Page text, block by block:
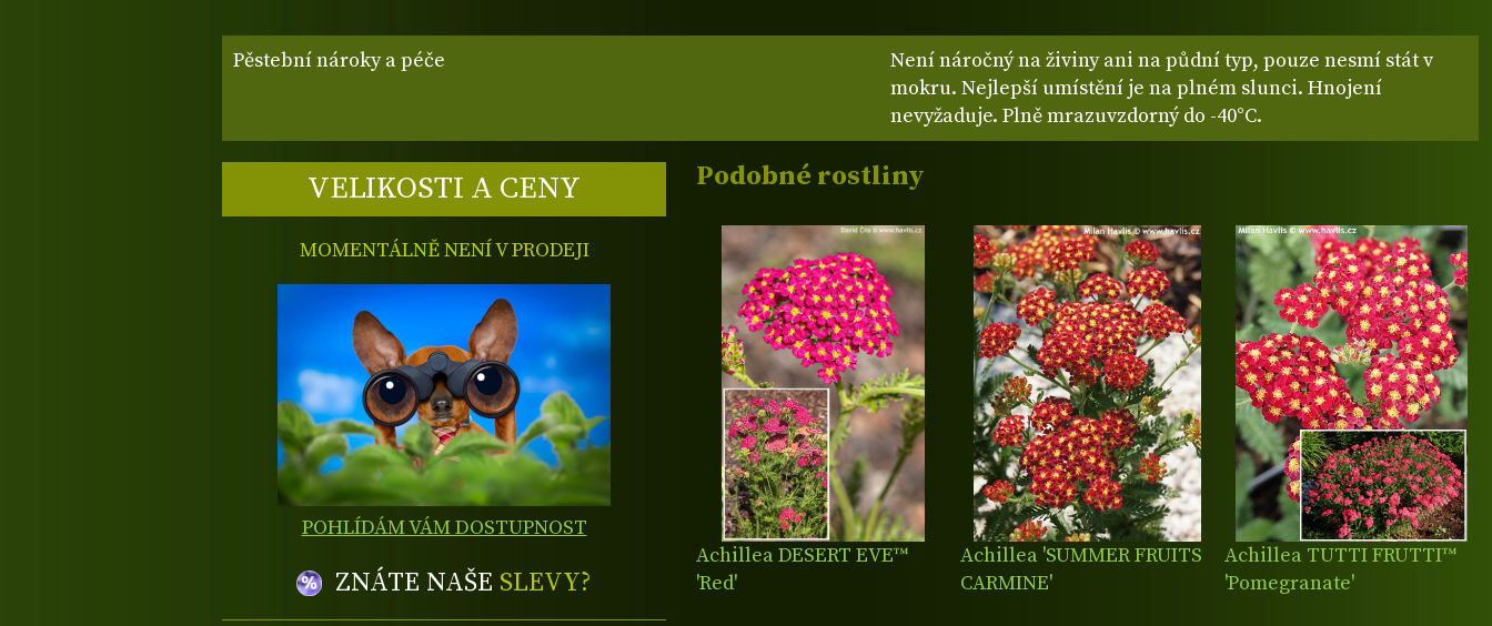
Pěstební nároky a péče
Není náročný na živiny ani na půdní typ, pouze nesmí stát v
mokru. Nejlepší umístění je na plném slunci. Hnojení
nevyžaduje. Plně mrazuvzdorný do -40°C.
VELIKOSTI A CENY
MOMENTÁLNĚ NENÍ V PRODEJI
POHLÍDÁM VÁM DOSTUPNOST
ZNÁTE NAŠE SLEVY?
Podobné rostliny
Achillea DESERT EVE™
'Red'
Achillea 'SUMMER FRUITS
CARMINE'
Achillea TUTTI FRUTTI™
'Pomegranate'